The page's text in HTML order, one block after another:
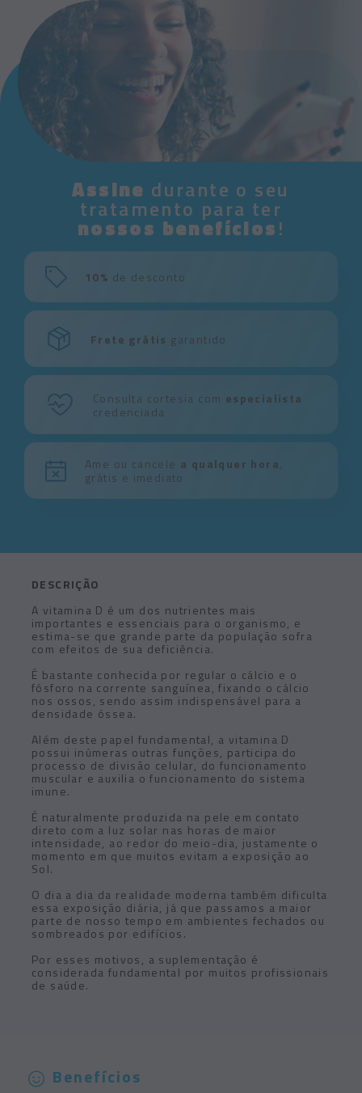
Assine durante o seu
tratamento para ter
nossos benefícios!
10% de desconto
Frete grátis garantido
Consulta cortesia com especialista
credenciada
Ame ou cancele a qualquer hora,
grátis e imediato
DESCRIÇÃO
A vitamina D é um dos nutrientes mais
importantes e essenciais para o organismo, e
estima-se que grande parte da população sofra
com efeitos de sua deficiência.
É bastante conhecida por regular o cálcio e o
fósforo na corrente sanguínea, fixando o cálcio
nos ossos, sendo assim indispensável para a
densidade óssea.
Além deste papel fundamental, a vitamina D
possui inúmeras outras funções, participa do
processo de divisão celular, do funcionamento
muscular e auxilia o funcionamento do sistema
imune.
É naturalmente produzida na pele em contato
direto com a luz solar nas horas de maior
intensidade, ao redor do meio-dia, justamente o
momento em que muitos evitam a exposição ao
Sol.
O dia a dia da realidade moderna também dificulta
essa exposição diária, já que passamos a maior
parte de nosso tempo em ambientes fechados ou
sombreados por edifícios.
Por esses motivos, a suplementação é
considerada fundamental por muitos profissionais
de saúde.
Benefícios